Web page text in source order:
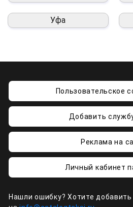
Уфа
Пользовательское
Добавить
Реклама на
Личный кабинет
Нашли ошибку? Хотите